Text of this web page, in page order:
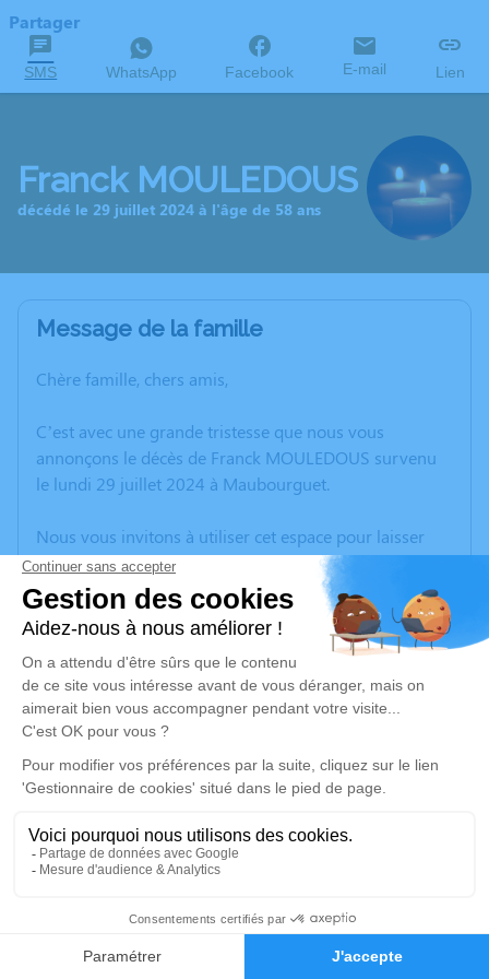
Faire-part Hommages
Partager
SMS WhatsApp Facebook E-mail Lien
Franck MOULEDOUS
décédé le 29 juillet 2024 à l'âge de 58 ans
Message de la famille
Chère famille, chers amis,
C’est avec une grande tristesse que nous vous
annonçons le décès de Franck MOULEDOUS survenu
le lundi 29 juillet 2024 à Maubourguet.
Nous vous invitons à utiliser cet espace pour laisser
vos condoléances, partager des photos souvenirs, une
anecdote ou exprimer vos pensées à travers des
poèmes ou des textes. Cet endroit est un lieu
d'expression dédié à honorer la mémoire de Franck
MOULEDOUS.
Un service de plantation d’arbre hommage est
disponible ici.
Je rends hommage
Cérémonie religieuse
Église de Maubourguet
65700 Maubourguet